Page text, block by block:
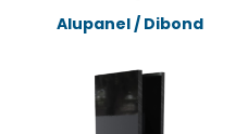
Alupanel / Dibond